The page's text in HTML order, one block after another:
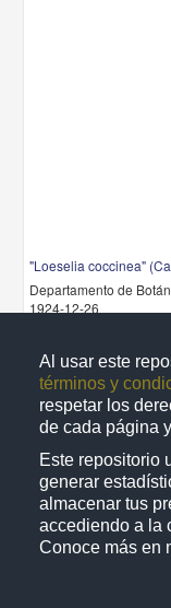
Al usar este
términos y
respetar los
de cada página
Este repositorio
generar
almacenar tus
accediendo a la
Conoce más en
"Loeselia coccinea"
Departamento de
1924-12-26